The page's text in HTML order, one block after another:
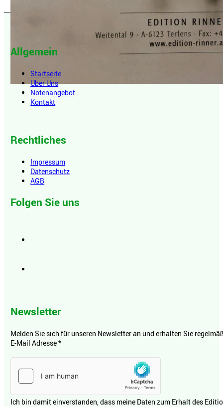
Allgemein
Startseite
Über Uns
Notenangebot
Kontakt
Rechtliches
Impressum
Datenschutz
AGB
Folgen Sie uns
Newsletter
Melden Sie sich für unseren Newsletter an und erhalten Sie
E-Mail Adresse*
Ich bin damit einverstanden, dass meine Daten zum Erhalt des